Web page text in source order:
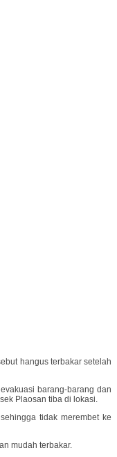
hangus terbakar setelah
barang-barang dan
Plaosan tiba di lokasi.
tidak merembet ke
mudah terbakar.